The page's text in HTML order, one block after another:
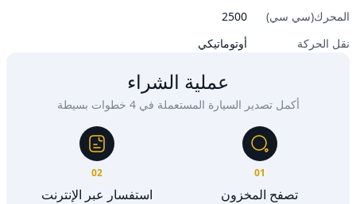
المحرك(سي سي)
2500
نقل الحركة
أوتوماتيكي
عملية الشراء
أكمل تصدير السيارة المستعملة في 4 خطوات بسيطة
01
تصفح المخزون
02
استفسار عبر الإنترنت